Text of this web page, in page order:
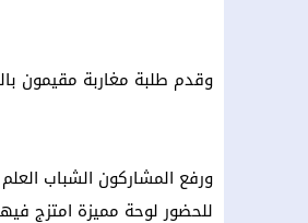
وقدم طلبة مغاربة مقيمون
ورفع المشاركون الشباب
للحضور لوحة مميزة امتزج